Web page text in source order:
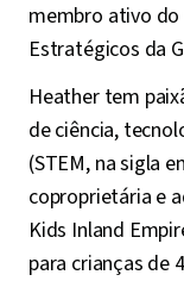
membro ativo do
Estratégicos da
Heather tem
de ciência,
(STEM, na sigla
coproprietária e
Kids Inland
para crianças de